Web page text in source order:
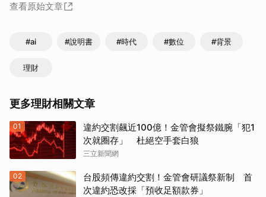
查看原始文章
#ai #說明書 #時代 #數位 #背景
理財
更多理財相關文章
01
違約交割飆近100億！金管會擬祭鐵腕「犯1
次就圈存」 杜絕空手套白狼
三立新聞網
02
台股頻傳違約交割！金管會研議祭新制 首
次違約恐改採「預收足額款券」